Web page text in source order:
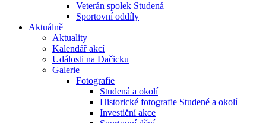
Veterán spolek Studená
Sportovní oddíly
Aktuálně
Aktuality
Kalendář akcí
Události na Dačicku
Galerie
Fotografie
Studená a okolí
Historické fotografie Studené a okolí
Investiční akce